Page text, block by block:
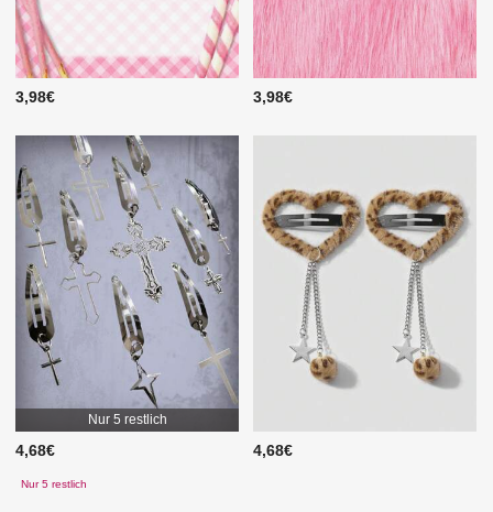
3,98€ 3,98€
Nur 5 restlich
4,68€
Nur 5 restlich
4,68€